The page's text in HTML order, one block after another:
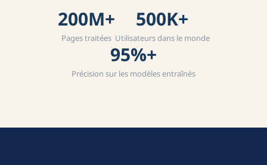
200M+
Pages traitées
500K+
Utilisateurs dans le monde
95%+
Précision sur les modèles entraînés